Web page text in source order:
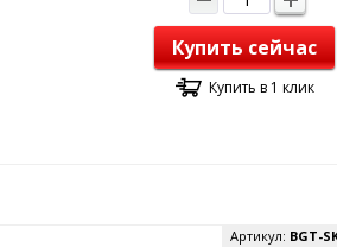
Купить сейчас
Купить в 1 клик
Артикул: BGT-